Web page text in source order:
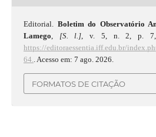
Editorial. Boletim do Observatório
Lamego, [S. l.], v. 5, n. 2, p. 7,
https://editoraessentia.iff.edu.br/
64.. Acesso em: 7 ago. 2026.
FORMATOS DE CITAÇÃO